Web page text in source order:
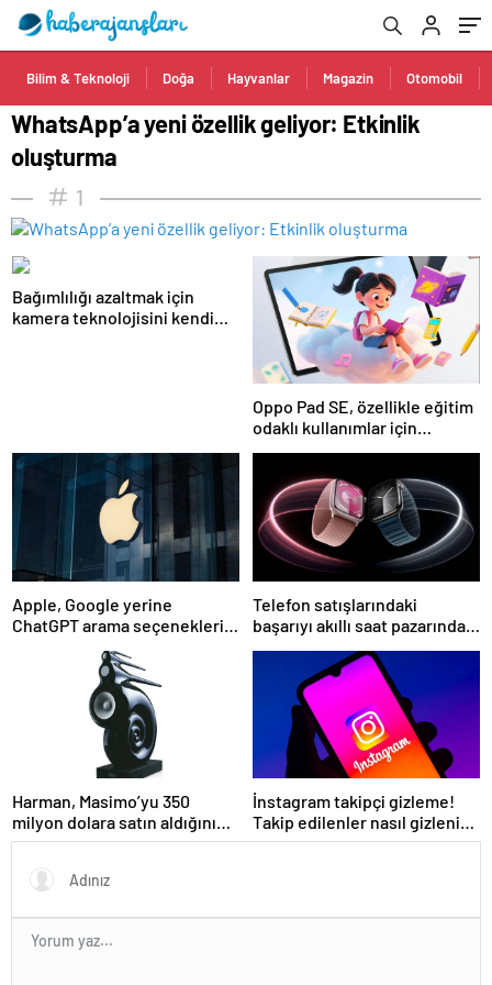
Bilim & Teknoloji Doğa Hayvanlar Magazin Otomobil
WhatsApp’a yeni özellik geliyor: Etkinlik
oluşturma
1
Bağımlılığı azaltmak için
kamera teknolojisini kendi
Oppo Pad SE, özellikle eğitim
odaklı kullanımlar için
tasarlandı
Apple, Google yerine
ChatGPT arama seçeneklerini
Telefon satışlarındaki
başarıyı akıllı saat pazarında
göremedi
Harman, Masimo’yu 350
milyon dolara satın aldığını
duyurdu
İnstagram takipçi gizleme!
Takip edilenler nasıl gizlenir?
Kapatma özelliği geldi!